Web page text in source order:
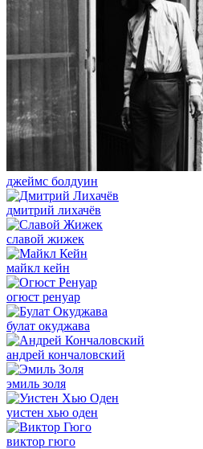
джеймс болдуин
дмитрий лихачёв
славой жижек
майкл кейн
огюст ренуар
булат окуджава
андрей кончаловский
эмиль золя
уистен хью оден
виктор гюго